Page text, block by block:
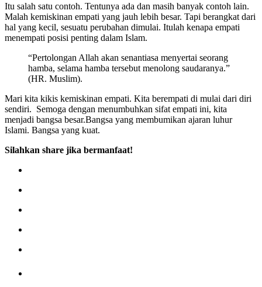
Itu salah satu contoh. Tentunya ada dan masih banyak contoh lain.
Malah kemiskinan empati yang jauh lebih besar. Tapi berangkat dari
hal yang kecil, sesuatu perubahan dimulai. Itulah kenapa empati
menempati posisi penting dalam Islam.
“Pertolongan Allah akan senantiasa menyertai seorang
hamba, selama hamba tersebut menolong saudaranya.”
(HR. Muslim).
Mari kita kikis kemiskinan empati. Kita berempati di mulai dari diri
sendiri. Semoga dengan menumbuhkan sifat empati ini, kita
menjadi bangsa besar.Bangsa yang membumikan ajaran luhur
Islami. Bangsa yang kuat.
Silahkan share jika bermanfaat!